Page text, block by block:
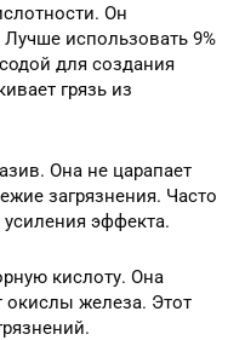
Он
использовать 9%
для создания
грязь из
Она не царапает
загрязнения. Часто
эффекта.
кислоту. Она
окислы железа. Этот